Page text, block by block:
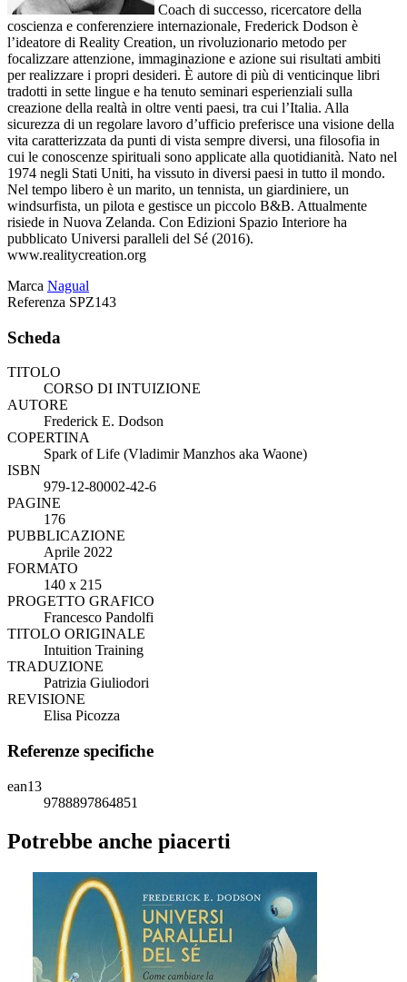
Coach di successo, ricercatore della
coscienza e conferenziere internazionale, Frederick Dodson è
l’ideatore di Reality Creation, un rivoluzionario metodo per
focalizzare attenzione, immaginazione e azione sui risultati ambiti
per realizzare i propri desideri. È autore di più di venticinque libri
tradotti in sette lingue e ha tenuto seminari esperienziali sulla
creazione della realtà in oltre venti paesi, tra cui l’Italia. Alla
sicurezza di un regolare lavoro d’ufficio preferisce una visione della
vita caratterizzata da punti di vista sempre diversi, una filosofia in
cui le conoscenze spirituali sono applicate alla quotidianità. Nato nel
1974 negli Stati Uniti, ha vissuto in diversi paesi in tutto il mondo.
Nel tempo libero è un marito, un tennista, un giardiniere, un
windsurfista, un pilota e gestisce un piccolo B&B. Attualmente
risiede in Nuova Zelanda. Con Edizioni Spazio Interiore ha
pubblicato Universi paralleli del Sé (2016).
www.realitycreation.org
Marca Nagual
Referenza SPZ143
Scheda
TITOLO
CORSO DI INTUIZIONE
AUTORE
Frederick E. Dodson
COPERTINA
Spark of Life (Vladimir Manzhos aka Waone)
ISBN
979-12-80002-42-6
PAGINE
176
PUBBLICAZIONE
Aprile 2022
FORMATO
140 x 215
PROGETTO GRAFICO
Francesco Pandolfi
TITOLO ORIGINALE
Intuition Training
TRADUZIONE
Patrizia Giuliodori
REVISIONE
Elisa Picozza
Referenze specifiche
ean13
9788897864851
Potrebbe anche piacerti